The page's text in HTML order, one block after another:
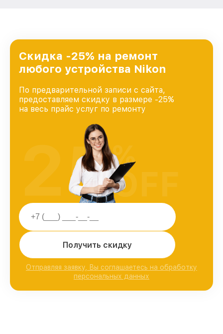
Скидка -25% на ремонт
любого устройства Nikon
По предварительной записи с сайта,
предоставляем скидку в размере -25%
на весь прайс услуг по ремонту
Получить скидку
Отправляя заявку, Вы соглашаетесь на обработку
персональных данных
25%
OFF